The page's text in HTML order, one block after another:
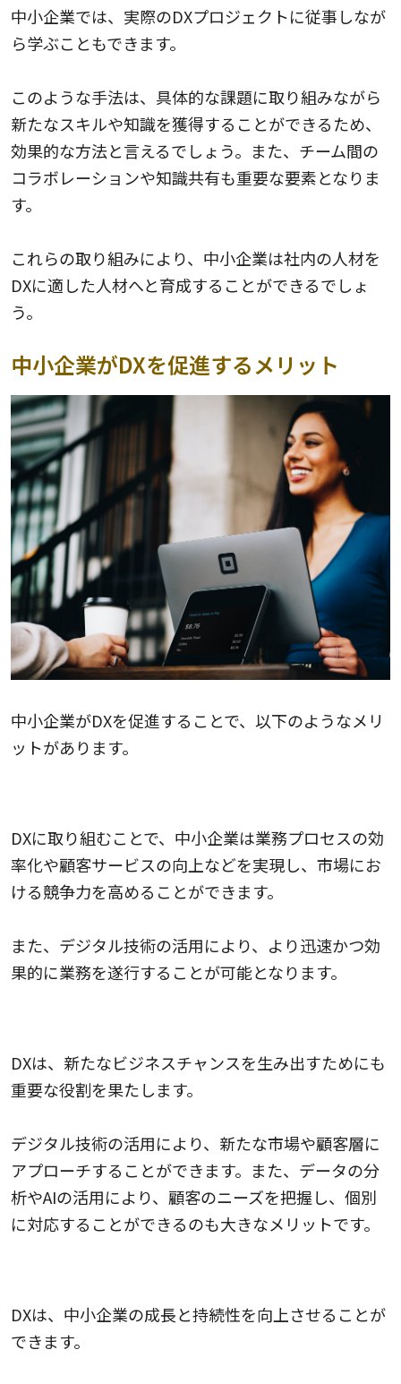
中小企業では、実際のDXプロジェクトに従事しなが
ら学ぶこともできます。
このような手法は、具体的な課題に取り組みながら
新たなスキルや知識を獲得することができるため、
効果的な方法と言えるでしょう。また、チーム間の
コラボレーションや知識共有も重要な要素となりま
す。
これらの取り組みにより、中小企業は社内の人材を
DXに適した人材へと育成することができるでしょ
う。
中小企業がDXを促進するメリット
中小企業がDXを促進することで、以下のようなメリ
ットがあります。
DXに取り組むことで、中小企業は業務プロセスの効
率化や顧客サービスの向上などを実現し、市場にお
ける競争力を高めることができます。
また、デジタル技術の活用により、より迅速かつ効
果的に業務を遂行することが可能となります。
DXは、新たなビジネスチャンスを生み出すためにも
重要な役割を果たします。
デジタル技術の活用により、新たな市場や顧客層に
アプローチすることができます。また、データの分
析やAIの活用により、顧客のニーズを把握し、個別
に対応することができるのも大きなメリットです。
DXは、中小企業の成長と持続性を向上させることが
できます。